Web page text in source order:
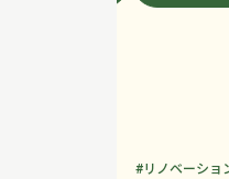
#リノベーショ